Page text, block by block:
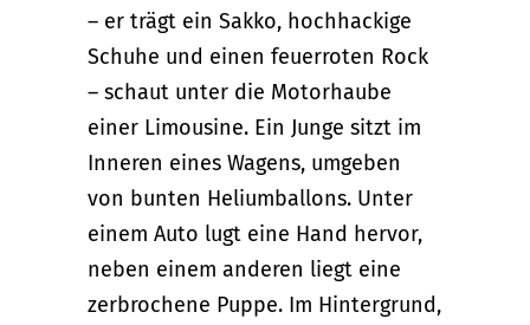
– er trägt ein Sakko, hochhackige
Schuhe und einen feuerroten Rock
– schaut unter die Motorhaube
einer Limousine. Ein Junge sitzt im
Inneren eines Wagens, umgeben
von bunten Heliumballons. Unter
einem Auto lugt eine Hand hervor,
neben einem anderen liegt eine
zerbrochene Puppe. Im Hintergrund,